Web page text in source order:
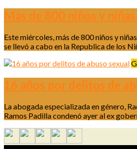
Más de 800 niños y
Este miércoles, más de 800 niños y
se llevó a cabo en la Republica de los
16 años por delitos de
La abogada especializada en género,
Ramos Padilla condenó ayer al ex